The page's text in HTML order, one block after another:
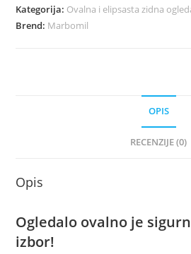
Kategorija: Ovalna i elipsasta zidna
Brend: Marbomil
OPIS
RECENZIJE (0)
Opis
Ogledalo ovalno je
izbor!